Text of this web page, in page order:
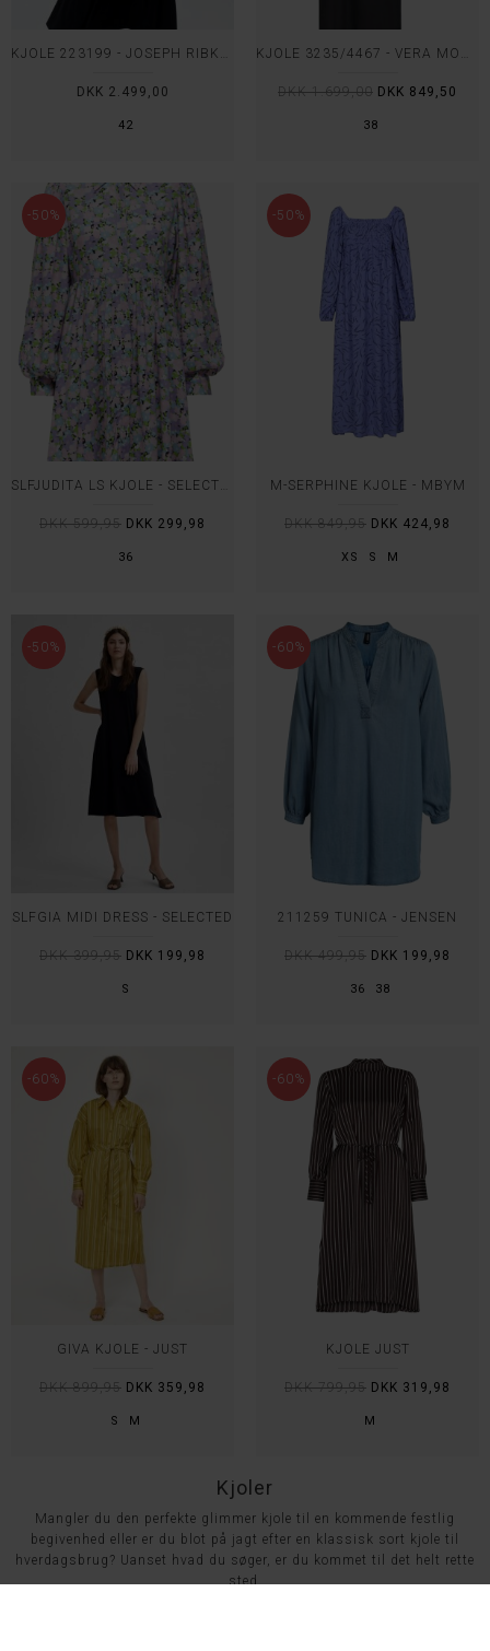
42
KJOLE 223199 - JOSEPH RIBKOFF
DKK 2.499,00
38
KJOLE 3235/4467 - VERA MONT
DKK 1.699,00 DKK 849,50
-50%
36
SLFJUDITA LS KJOLE - SELECTED
DKK 599,95 DKK 299,98
-50%
XS S M
M-SERPHINE KJOLE - MBYM
DKK 849,95 DKK 424,98
-50%
S
SLFGIA MIDI DRESS - SELECTED
DKK 399,95 DKK 199,98
-60%
36 38
211259 TUNICA - JENSEN
DKK 499,95 DKK 199,98
-60%
S M
GIVA KJOLE - JUST
DKK 899,95 DKK 359,98
-60%
M
KJOLE JUST
DKK 799,95 DKK 319,98
Kjoler
Mangler du den perfekte glimmer kjole til en kommende festlig
begivenhed eller er du blot på jagt efter en klassisk sort kjole til
hverdagsbrug? Uanset hvad du søger, er du kommet til det helt rette
sted.